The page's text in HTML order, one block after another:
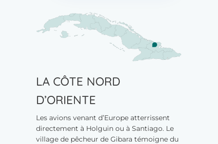
LA CÔTE NORD
D’ORIENTE
Les avions venant d’Europe atterrissent
directement à Holguin ou à Santiago. Le
village de pêcheur de Gibara témoigne du